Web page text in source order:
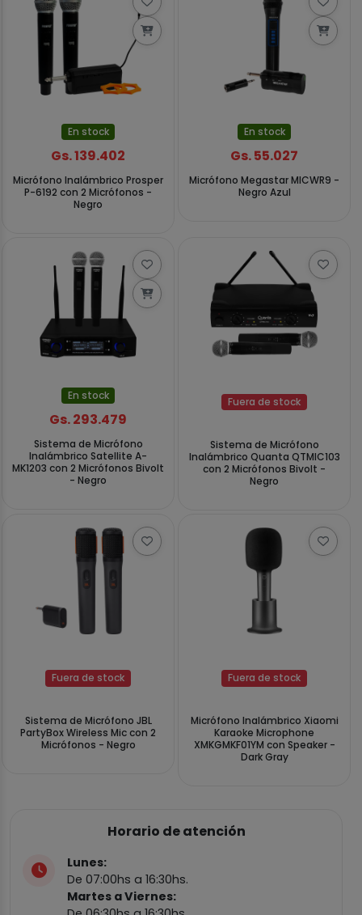
En stock
Gs. 139.402
Micrófono Inalámbrico Prosper
P-6192 con 2 Micrófonos -
Negro
En stock
Gs. 55.027
Micrófono Megastar MICWR9 -
Negro Azul
En stock
Gs. 293.479
Sistema de Micrófono
Inalámbrico Satellite A-
MK1203 con 2 Micrófonos Bivolt
- Negro
Fuera de stock
Sistema de Micrófono
Inalámbrico Quanta QTMIC103
con 2 Micrófonos Bivolt -
Negro
Fuera de stock
Sistema de Micrófono JBL
PartyBox Wireless Mic con 2
Micrófonos - Negro
Fuera de stock
Micrófono Inalámbrico Xiaomi
Karaoke Microphone
XMKGMKF01YM con Speaker -
Dark Gray
Horario de atención
Lunes:
De 07:00hs a 16:30hs.
Martes a Viernes: